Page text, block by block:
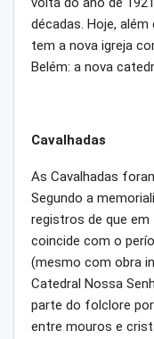
décadas. Hoje,
tem a nova igreja
Belém: a nova
Cavalhadas
As Cavalhadas
Segundo a
registros de que em
coincide com o
(mesmo com obra
Catedral Nossa
parte do folclore
entre mouros e